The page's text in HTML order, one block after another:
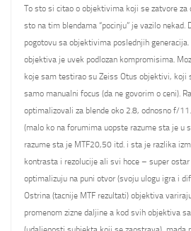
To sto si citao o objektivima koji se zatvore za
sto na tim blendama “pocinju” je vazilo nekad.
pogotovu sa objektivima poslednjih
objektiva je uvek podlozan kompromisima.
koje sam testirao su Zeiss Otus objektivi, koji
samo manualni focus (da ne govorim o ceni).
optimalizovali za blende oko 2.8, odnosno f/
(malo ko na forumima uopste razume sta je u
razume sta je MTF20,50 itd. i sta je razlika
kontrasta i rezolucije ali svi hoce – super
optimalizuju na puni otvor (svoju ulogu igra i
Ostrina (tacnije MTF rezultati) objektiva
promenom zizne daljine a kod svih objektiva